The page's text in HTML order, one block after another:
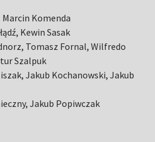
Komenda
Kewin Sasak
Tomasz Fornal, Wilfredo
Szalpuk
Jakub Kochanowski, Jakub
Jakub Popiwczak